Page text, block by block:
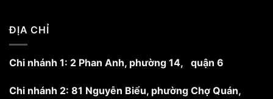
phẩm
ĐỊA CHỈ
Chi nhánh 1: 2 Phan Anh, phường 14, quận 6
Chi nhánh 2: 81 Nguyễn Biểu, phường Chợ Quán,